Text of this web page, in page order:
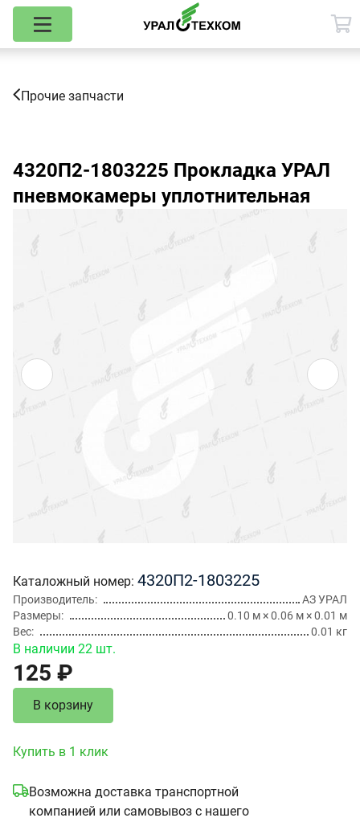
Прочие запчасти
4320П2-1803225 Прокладка УРАЛ
пневмокамеры уплотнительная
Каталожный номер 4320П2-1803225
Производитель
АЗ УРАЛ
Размеры
0.10 м × 0.06 м × 0.01 м
Вес
0.01 кг
В наличии 22 шт.
125 ₽
В корзину
Купить в 1 клик
Возможна доставка транспортной
компанией или самовывоз с нашего